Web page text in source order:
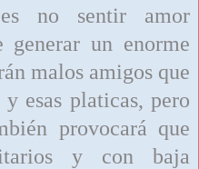
no sentir amor
generar un enorme
malos amigos que
esas platicas, pero
provocará que
y con baja